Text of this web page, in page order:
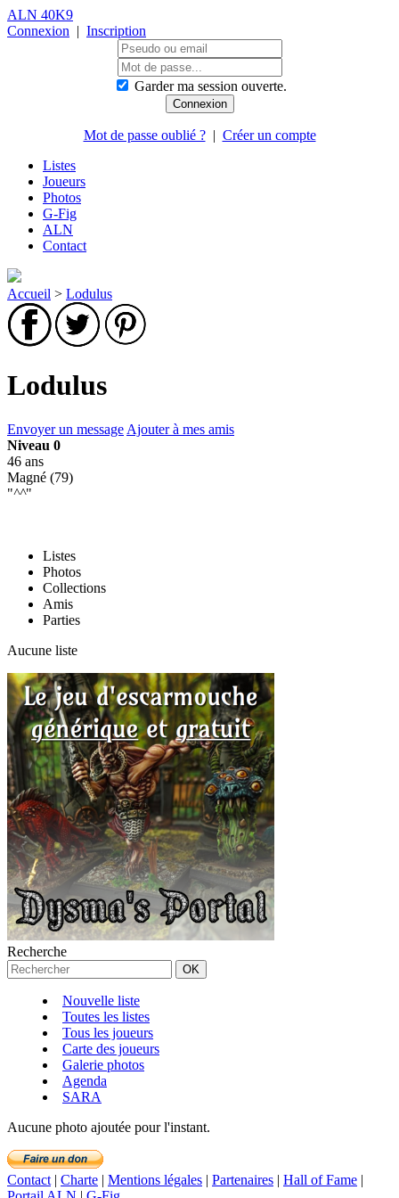
ALN 40K9
Connexion | Inscription
Garder ma session ouverte.
Mot de passe oublié ?| Créer un compte
Listes
Joueurs
Photos
G-Fig
ALN
Contact
Accueil > Lodulus
Lodulus
Envoyer un message Ajouter à mes amis
Niveau 0
46 ans
Magné (79)
"^^"
Listes
Photos
Collections
Amis
Parties
Aucune liste
Recherche
Nouvelle liste
Toutes les listes
Tous les joueurs
Carte des joueurs
Galerie photos
Agenda
SARA
Aucune photo ajoutée pour l'instant.
Contact | Charte | Mentions légales | Partenaires | Hall of Fame |